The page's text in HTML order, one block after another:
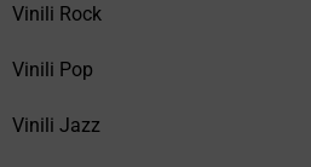
Vinili Rock
Vinili Pop
Vinili Jazz